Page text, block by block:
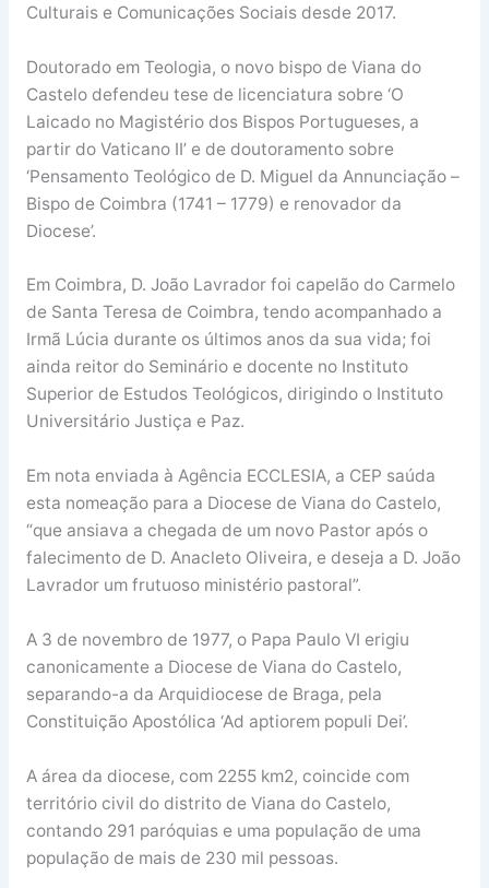
Culturais e Comunicações Sociais desde 2017.
Doutorado em Teologia, o novo bispo de Viana do
Castelo defendeu tese de licenciatura sobre ‘O
Laicado no Magistério dos Bispos Portugueses, a
partir do Vaticano II’ e de doutoramento sobre
‘Pensamento Teológico de D. Miguel da Annunciação –
Bispo de Coimbra (1741 – 1779) e renovador da
Diocese’.
Em Coimbra, D. João Lavrador foi capelão do Carmelo
de Santa Teresa de Coimbra, tendo acompanhado a
Irmã Lúcia durante os últimos anos da sua vida; foi
ainda reitor do Seminário e docente no Instituto
Superior de Estudos Teológicos, dirigindo o Instituto
Universitário Justiça e Paz.
Em nota enviada à Agência ECCLESIA, a CEP saúda
esta nomeação para a Diocese de Viana do Castelo,
“que ansiava a chegada de um novo Pastor após o
falecimento de D. Anacleto Oliveira, e deseja a D. João
Lavrador um frutuoso ministério pastoral”.
A 3 de novembro de 1977, o Papa Paulo VI erigiu
canonicamente a Diocese de Viana do Castelo,
separando-a da Arquidiocese de Braga, pela
Constituição Apostólica ‘Ad aptiorem populi Dei’.
A área da diocese, com 2255 km2, coincide com
território civil do distrito de Viana do Castelo,
contando 291 paróquias e uma população de uma
população de mais de 230 mil pessoas.